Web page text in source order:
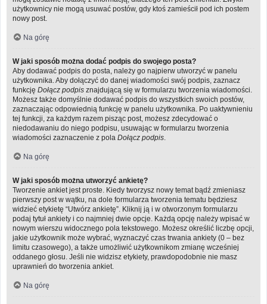
użytkownicy nie mogą usuwać postów, gdy ktoś zamieścił pod ich postem
nowy post.
Na górę
W jaki sposób można dodać podpis do swojego posta?
Aby dodawać podpis do posta, należy go najpierw utworzyć w panelu
użytkownika. Aby dołączyć do danej wiadomości swój podpis, zaznacz
funkcję Dołącz podpis znajdującą się w formularzu tworzenia wiadomości.
Możesz także domyślnie dodawać podpis do wszystkich swoich postów,
zaznaczając odpowiednią funkcję w panelu użytkownika. Po uaktywnieniu
tej funkcji, za każdym razem pisząc post, możesz zdecydować o
niedodawaniu do niego podpisu, usuwając w formularzu tworzenia
wiadomości zaznaczenie z pola Dołącz podpis
Na górę
W jaki sposób można utworzyć ankietę?
Tworzenie ankiet jest proste. Kiedy tworzysz nowy temat bądź zmieniasz
pierwszy post w wątku, na dole formularza tworzenia tematu będziesz
widzieć etykietę “Utwórz ankietę”. Kliknij ją i w otworzonym formularzu
podaj tytuł ankiety i co najmniej dwie opcje. Każdą opcję należy wpisać w
nowym wierszu widocznego pola tekstowego. Możesz określić liczbę opcji,
jakie użytkownik może wybrać, wyznaczyć czas trwania ankiety (0 – bez
limitu czasowego), a także umożliwić użytkownikom zmianę wcześniej
oddanego głosu. Jeśli nie widzisz etykiety, prawdopodobnie nie masz
uprawnień do tworzenia ankiet.
Na górę